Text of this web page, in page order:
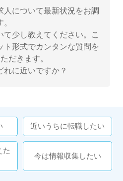
人について最新状況をお調
て少し教えてください。こ
ト形式でカンタンな質問を
だきます。
れに近いですか？
近いうちに転職したい
た
今は情報収集したい